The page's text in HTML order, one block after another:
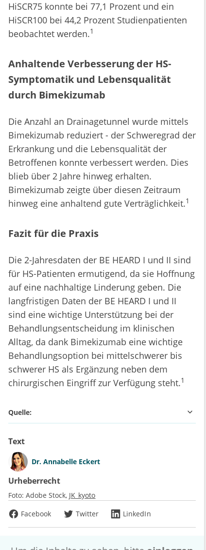
HiSCR75 konnte bei 77,1 Prozent und ein
HiSCR100 bei 44,2 Prozent Studienpatienten
beobachtet werden.1
Anhaltende Verbesserung der HS-
Symptomatik und Lebensqualität
durch Bimekizumab
Die Anzahl an Drainagetunnel wurde mittels
Bimekizumab reduziert - der Schweregrad der
Erkrankung und die Lebensqualität der
Betroffenen konnte verbessert werden. Dies
blieb über 2 Jahre hinweg erhalten.
Bimekizumab zeigte über diesen Zeitraum
hinweg eine anhaltend gute Verträglichkeit.1
Fazit für die Praxis
Die 2-Jahresdaten der BE HEARD I und II sind
für HS-Patienten ermutigend, da sie Hoffnung
auf eine nachhaltige Linderung geben. Die
langfristigen Daten der BE HEARD I und II
sind eine wichtige Unterstützung bei der
Behandlungsentscheidung im klinischen
Alltag, da dank Bimekizumab eine wichtige
Behandlungsoption bei mittelschwerer bis
schwerer HS als Ergänzung neben dem
chirurgischen Eingriff zur Verfügung steht.1
Quelle:
Text
Dr. Annabelle Eckert
Urheberrecht
Foto: Adobe Stock JK_kyoto
Facebook
Twitter LinkedIn